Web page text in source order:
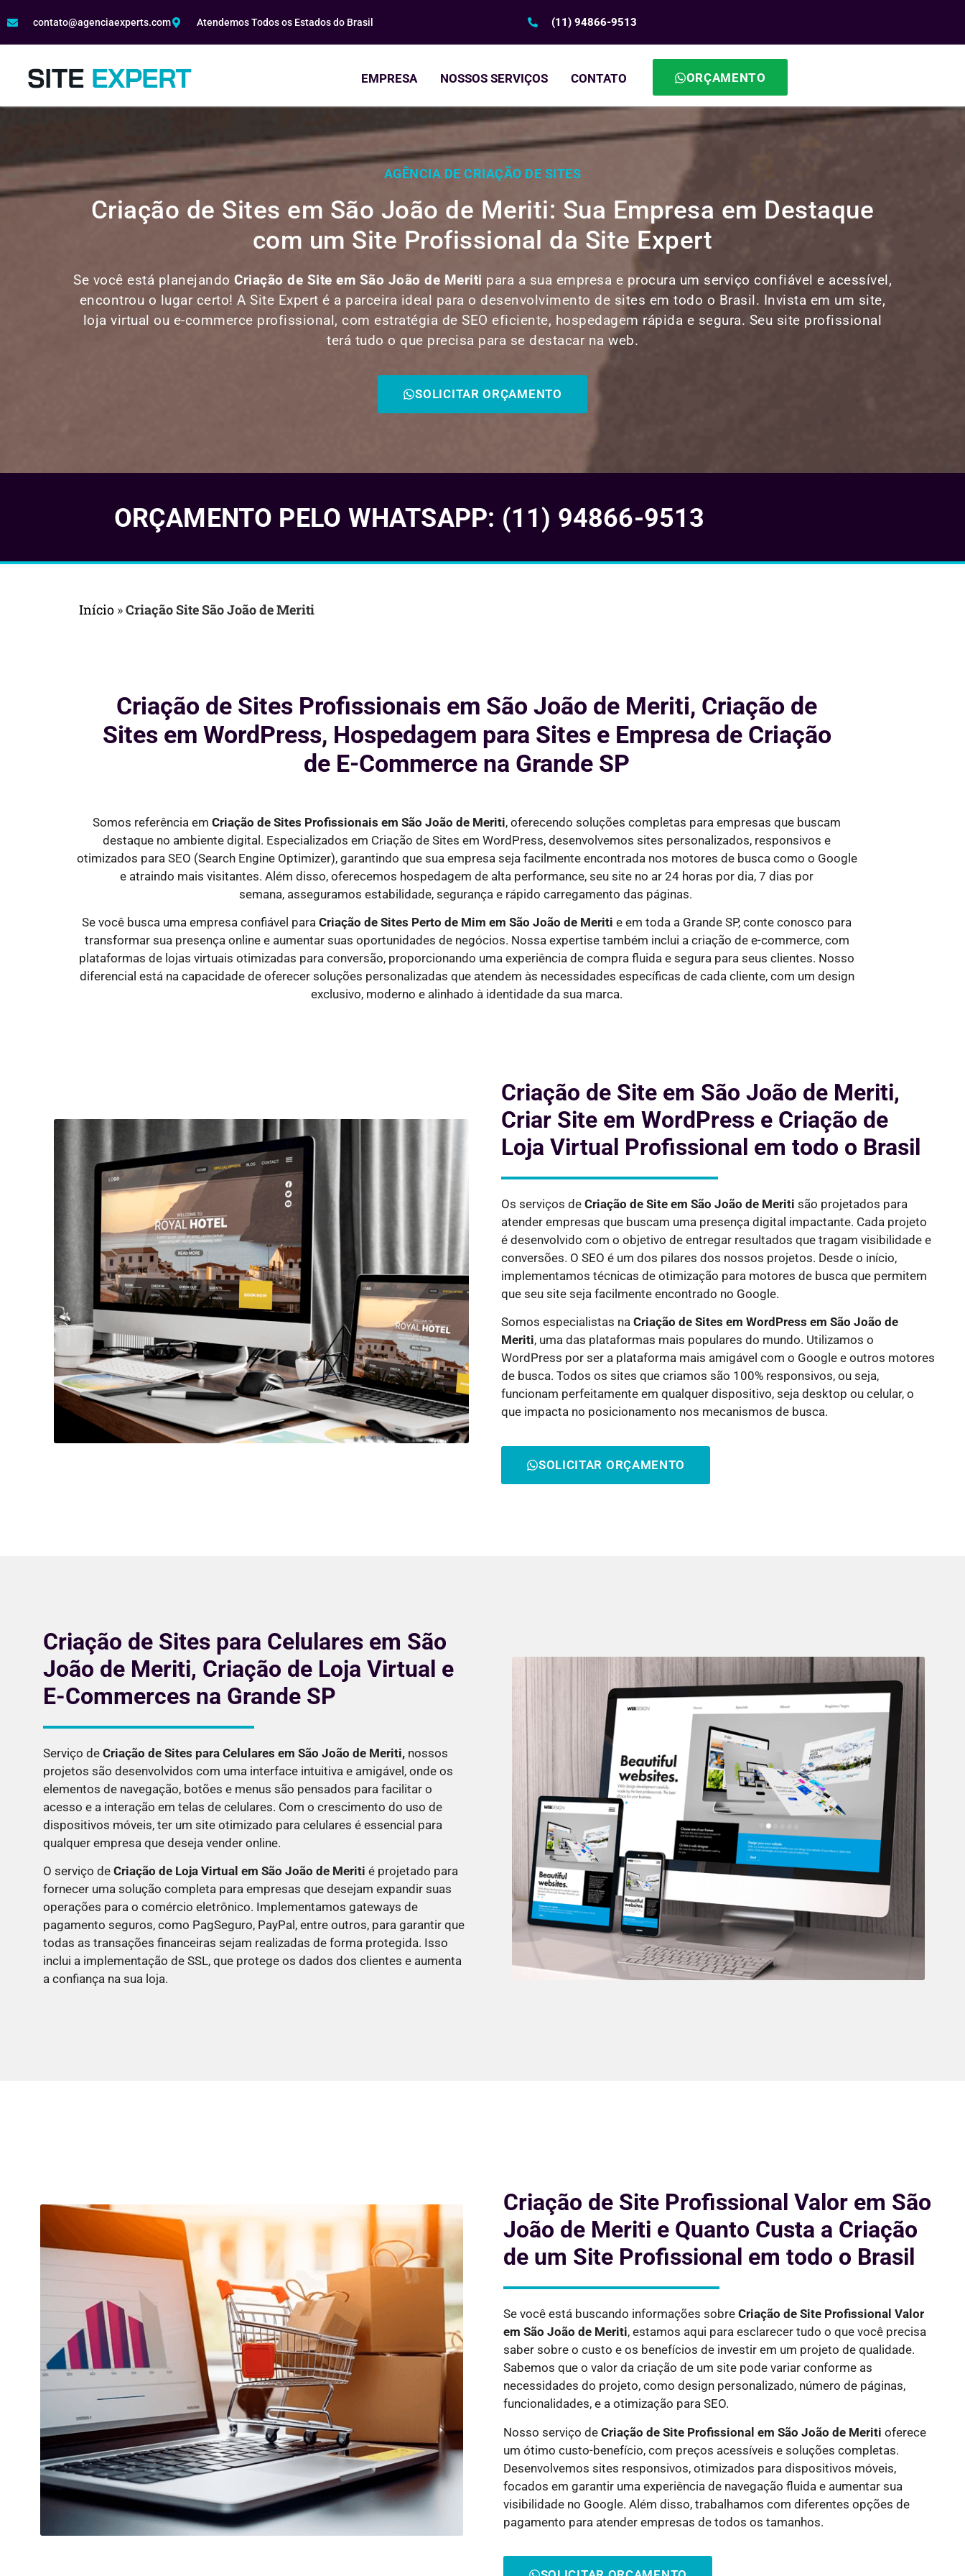
contato@agenciaexperts.com Atendemos Todos os Estados do Brasil (11) 94866-9513
EMPRESA NOSSOS SERVIÇOS CONTATO ORÇAMENTO
AGÊNCIA DE CRIAÇÃO DE SITES
Criação de Sites em São João de Meriti: Sua Empresa em Destaque
com um Site Profissional da Site Expert
Se você está planejando Criação de Site em São João de Meriti para a sua empresa e procura um serviço confiável e acessível,
encontrou o lugar certo! A Site Expert é a parceira ideal para o desenvolvimento de sites em todo o Brasil. Invista em um site,
loja virtual ou e-commerce profissional, com estratégia de SEO eficiente, hospedagem rápida e segura. Seu site profissional
terá tudo o que precisa para se destacar na web.
SOLICITAR ORÇAMENTO
ORÇAMENTO PELO WHATSAPP: (11) 94866-9513
Início »Criação Site São João de Meriti
Criação de Sites Profissionais em São João de Meriti, Criação de
Sites em WordPress, Hospedagem para Sites e Empresa de Criação
de E-Commerce na Grande SP
Somos referência em Criação de Sites Profissionais em São João de Meriti, oferecendo soluções completas para empresas que buscam
destaque no ambiente digital. Especializados em Criação de Sites em WordPress, desenvolvemos sites personalizados, responsivos e
otimizados para SEO (Search Engine Optimizer), garantindo que sua empresa seja facilmente encontrada nos motores de busca como o Google
e atraindo mais visitantes. Além disso, oferecemos hospedagem de alta performance, seu site no ar 24 horas por dia, 7 dias por
semana, asseguramos estabilidade, segurança e rápido carregamento das páginas.
Se você busca uma empresa confiável para Criação de Sites Perto de Mim em São João de Meriti e em toda a Grande SP, conte conosco para
transformar sua presença online e aumentar suas oportunidades de negócios. Nossa expertise também inclui a criação de e-commerce, com
plataformas de lojas virtuais otimizadas para conversão, proporcionando uma experiência de compra fluida e segura para seus clientes. Nosso
diferencial está na capacidade de oferecer soluções personalizadas que atendem às necessidades específicas de cada cliente, com um design
exclusivo, moderno e alinhado à identidade da sua marca.
Criação de Site em São João de Meriti,
Criar Site em WordPress e Criação de
Loja Virtual Profissional em todo o Brasil
Os serviços de Criação de Site em São João de Meriti são projetados para
atender empresas que buscam uma presença digital impactante. Cada projeto
é desenvolvido com o objetivo de entregar resultados que tragam visibilidade e
conversões. O SEO é um dos pilares dos nossos projetos. Desde o início,
implementamos técnicas de otimização para motores de busca que permitem
que seu site seja facilmente encontrado no Google.
Somos especialistas na Criação de Sites em WordPress em São João de
Meriti, uma das plataformas mais populares do mundo. Utilizamos o
WordPress por ser a plataforma mais amigável com o Google e outros motores
de busca. Todos os sites que criamos são 100% responsivos, ou seja,
funcionam perfeitamente em qualquer dispositivo, seja desktop ou celular, o
que impacta no posicionamento nos mecanismos de busca.
SOLICITAR ORÇAMENTO
Criação de Sites para Celulares em São
João de Meriti, Criação de Loja Virtual e
E-Commerces na Grande SP
Serviço de Criação de Sites para Celulares em São João de Meriti, nossos
projetos são desenvolvidos com uma interface intuitiva e amigável, onde os
elementos de navegação, botões e menus são pensados para facilitar o
acesso e a interação em telas de celulares. Com o crescimento do uso de
dispositivos móveis, ter um site otimizado para celulares é essencial para
qualquer empresa que deseja vender online.
O serviço de Criação de Loja Virtual em São João de Meriti é projetado para
fornecer uma solução completa para empresas que desejam expandir suas
operações para o comércio eletrônico. Implementamos gateways de
pagamento seguros, como PagSeguro, PayPal, entre outros, para garantir que
todas as transações financeiras sejam realizadas de forma protegida. Isso
inclui a implementação de SSL, que protege os dados dos clientes e aumenta
a confiança na sua loja.
Criação de Site Profissional Valor em São
João de Meriti e Quanto Custa a Criação
de um Site Profissional em todo o Brasil
Se você está buscando informações sobre Criação de Site Profissional Valor
em São João de Meriti, estamos aqui para esclarecer tudo o que você precisa
saber sobre o custo e os benefícios de investir em um projeto de qualidade.
Sabemos que o valor da criação de um site pode variar conforme as
necessidades do projeto, como design personalizado, número de páginas,
funcionalidades, e a otimização para SEO.
Nosso serviço de Criação de Site Profissional em São João de Meriti oferece
um ótimo custo-benefício, com preços acessíveis e soluções completas.
Desenvolvemos sites responsivos, otimizados para dispositivos móveis,
focados em garantir uma experiência de navegação fluida e aumentar sua
visibilidade no Google. Além disso, trabalhamos com diferentes opções de
pagamento para atender empresas de todos os tamanhos.